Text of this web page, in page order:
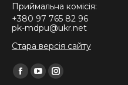
Приймальна комісія:
+380 97 765 82 96
pk-mdpu@ukr.net
Стара версія сайту
Find us on:
Facebook
YouTubeInstagram